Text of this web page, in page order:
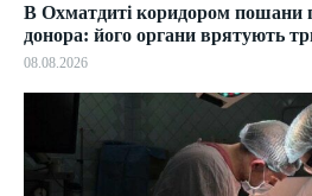
В Охматдиті коридором пошани
донора: його органи врятують
08.08.2026